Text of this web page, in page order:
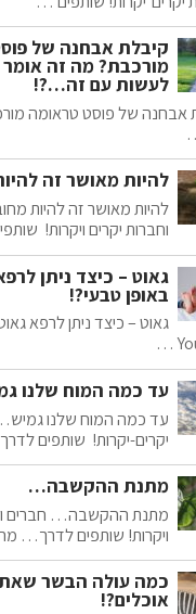
קיבלת אבחנה של
מורכבת? מה זה
לעשות עם זה…?!
אבחנה של פוסט טראומה
להיות מאושר זה
להיות מאושר זה להיות
וחברות יקרים ויקרות!
גאוט – כיצד ניתן
באופן טבעי?!
גאוט – כיצד ניתן לרפא
עד כמה המוח שלנו
עד כמה המוח שלנו
יקרים-יקרות! שותפים
מתנת ההקשבה…
מתנת ההקשבה… חברים
ויקרות! שותפים לדרך…
כמה עולה הבשר
אוכלים?!